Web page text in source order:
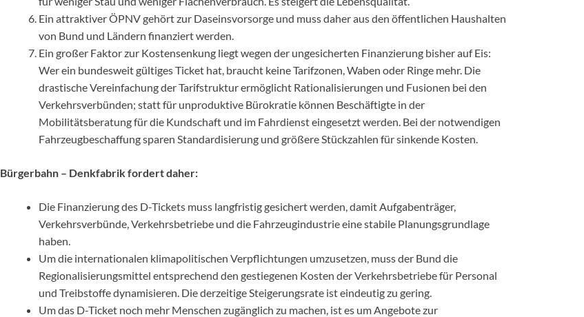
Ein attraktiver ÖPNV gehört zur Daseinsvorsorge und muss daher aus den öffentlichen Haushalten
von Bund und Ländern finanziert werden.
Ein großer Faktor zur Kostensenkung liegt wegen der ungesicherten Finanzierung bisher auf Eis:
Wer ein bundesweit gültiges Ticket hat, braucht keine Tarifzonen, Waben oder Ringe mehr. Die
drastische Vereinfachung der Tarifstruktur ermöglicht Rationalisierungen und Fusionen bei den
Verkehrsverbünden; statt für unproduktive Bürokratie können Beschäftigte in der
Mobilitätsberatung für die Kundschaft und im Fahrdienst eingesetzt werden. Bei der notwendigen
Fahrzeugbeschaffung sparen Standardisierung und größere Stückzahlen für sinkende Kosten.
Bürgerbahn – Denkfabrik fordert daher:
Die Finanzierung des D-Tickets muss langfristig gesichert werden, damit Aufgabenträger,
Verkehrsverbünde, Verkehrsbetriebe und die Fahrzeugindustrie eine stabile Planungsgrundlage
haben.
Um die internationalen klimapolitischen Verpflichtungen umzusetzen, muss der Bund die
Regionalisierungsmittel entsprechend den gestiegenen Kosten der Verkehrsbetriebe für Personal
und Treibstoffe dynamisieren. Die derzeitige Steigerungsrate ist eindeutig zu gering.
Um das D-Ticket noch mehr Menschen zugänglich zu machen, ist es um Angebote zur